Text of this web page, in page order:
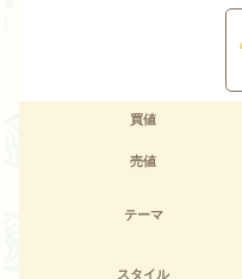
買値
売値
テーマ
スタイル